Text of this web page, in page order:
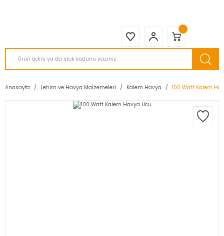
Anasayfa Lehim ve Havya Malzemeleri Kalem Havya 100 Watt Kalem